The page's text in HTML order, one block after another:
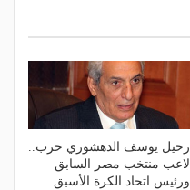
رحيل يوسف الدهشوري حرب..
لاعب منتخب مصر السابق
ورئيس اتحاد الكرة الأسبق